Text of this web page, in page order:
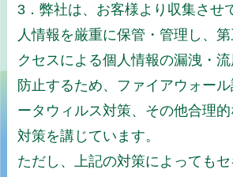
3．弊社は、お客様より収集させ
人情報を厳重に保管・管理し、
クセスによる個人情報の漏洩・
防止するため、ファイアウォー
ータウィルス対策、その他合理
対策を講じています。
ただし、上記の対策によっても